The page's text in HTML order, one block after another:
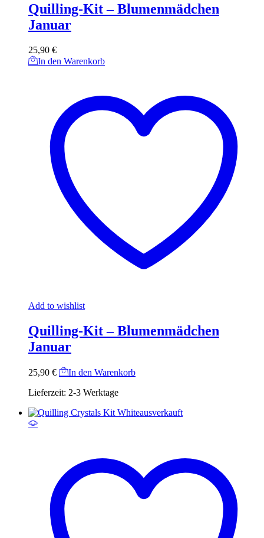
Quilling-Kit – Blumenmädchen
Januar
25,90 €
In den Warenkorb
Add to wishlist
Quilling-Kit – Blumenmädchen
Januar
25,90 €
In den Warenkorb
Lieferzeit: 2-3 Werktage
ausverkauft